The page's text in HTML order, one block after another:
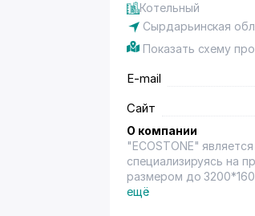
Котельный
Сырдарьинская
Показать схему
E-mail
Сайт
О компании
"ECOSTONE"
специализируясь на
размером до
компоненты
ещё